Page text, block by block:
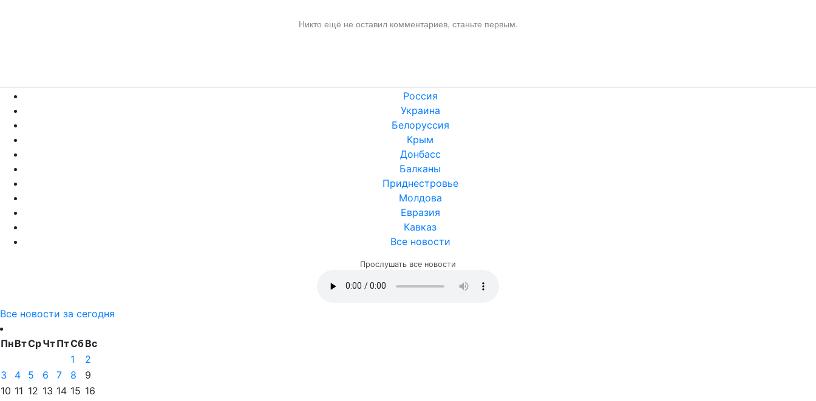
Никто ещё не оставил комментариев, станьте первым.
Россия
Украина
Белоруссия
Крым
Донбасс
Балканы
Приднестровье
Молдова
Евразия
Кавказ
Все новости
Прослушать все новости
Все новости за сегодня
ПнВтСрЧтПтСбВс
1
2
3
4 5 6 7 8
9
10 11 12 13 14 15 16